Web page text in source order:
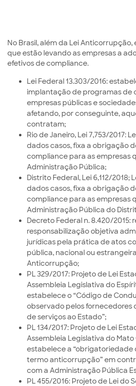
No Brasil, além da Lei
que estão levando as empresas a
efetivos de compliance.
Lei Federal 13.303/2016:
implantação de programas de
empresas públicas e
afetando, por conseguinte,
contratam;
Rio de Janeiro, Lei 7,753/2017:
dados casos, fixa a obrigação
compliance para as empresas
Administração Pública;
Distrito Federal, Lei 6,112/2018;
dados casos, fixa a obrigação
compliance para as empresas
Administração Pública do
Decreto Federal n. 8.420/2015:
responsabilização objetiva
jurídicas pela prática de atos
pública, nacional ou
Anticorrupção;
PL 329/2017: Projeto de Lei
Assembleia Legislativa do
estabelece o “Código de
observado pelos fornecedores
de serviços ao Estado”;
PL 134/2017: Projeto de Lei
Assembleia Legislativa do Mato
estabelece a “obrigatoriedade
termo anticorrupção” em
com a Administração Pública
PL 455/2016: Projeto de Lei do